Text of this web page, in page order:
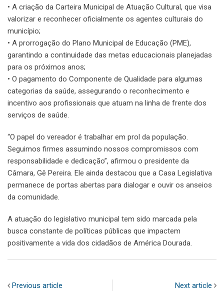
• A criação da Carteira Municipal de Atuação Cultural, que visa
valorizar e reconhecer oficialmente os agentes culturais do
município;
• A prorrogação do Plano Municipal de Educação (PME),
garantindo a continuidade das metas educacionais planejadas
para os próximos anos;
• O pagamento do Componente de Qualidade para algumas
categorias da saúde, assegurando o reconhecimento e
incentivo aos profissionais que atuam na linha de frente dos
serviços de saúde.
“O papel do vereador é trabalhar em prol da população.
Seguimos firmes assumindo nossos compromissos com
responsabilidade e dedicação”, afirmou o presidente da
Câmara, Gê Pereira. Ele ainda destacou que a Casa Legislativa
permanece de portas abertas para dialogar e ouvir os anseios
da comunidade.
A atuação do legislativo municipal tem sido marcada pela
busca constante de políticas públicas que impactem
positivamente a vida dos cidadãos de América Dourada.
Previous article Next article